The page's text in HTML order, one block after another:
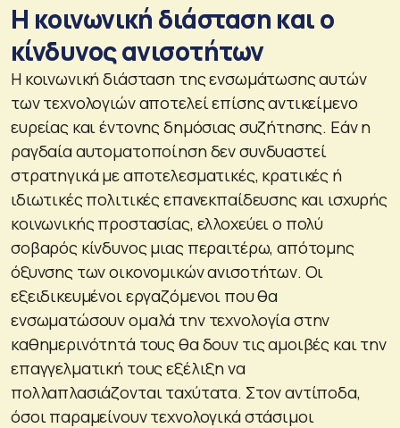
Η κοινωνική διάσταση και ο
κίνδυνος ανισοτήτων
Η κοινωνική διάσταση της ενσωμάτωσης αυτών
των τεχνολογιών αποτελεί επίσης αντικείμενο
ευρείας και έντονης δημόσιας συζήτησης. Εάν η
ραγδαία αυτοματοποίηση δεν συνδυαστεί
στρατηγικά με αποτελεσματικές, κρατικές ή
ιδιωτικές πολιτικές επανεκπαίδευσης και ισχυρής
κοινωνικής προστασίας, ελλοχεύει ο πολύ
σοβαρός κίνδυνος μιας περαιτέρω, απότομης
όξυνσης των οικονομικών ανισοτήτων. Οι
εξειδικευμένοι εργαζόμενοι που θα
ενσωματώσουν ομαλά την τεχνολογία στην
καθημερινότητά τους θα δουν τις αμοιβές και την
επαγγελματική τους εξέλιξη να
πολλαπλασιάζονται ταχύτατα. Στον αντίποδα,
όσοι παραμείνουν τεχνολογικά στάσιμοι